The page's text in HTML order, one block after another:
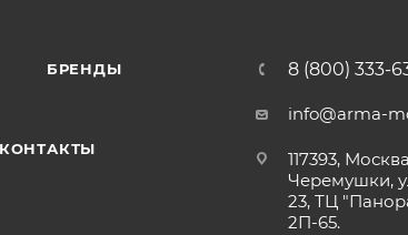
БРЕНДЫ
КОНТАКТЫ
8 (800) 333-
info@arma-
117393,
Черемушки,
23, ТЦ
2П-65.